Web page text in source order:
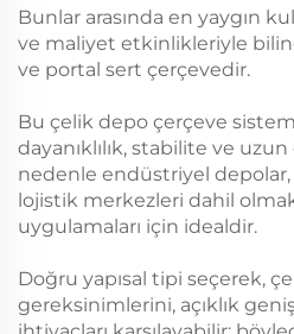
Bunlar arasında en yaygın
ve maliyet etkinlikleriyle
ve portal sert çerçevedir.
Bu çelik depo çerçeve
dayanıklılık, stabilite ve
nedenle endüstriyel
lojistik merkezleri dahil
uygulamaları için idealdir.
Doğru yapısal tipi seçerek,
gereksinimlerini, açıklık